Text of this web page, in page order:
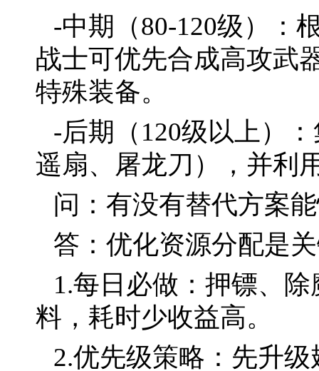
-中期（80-120级）：
战士可优先合成高攻武
特殊装备。
-后期（120级以上）
遥扇、屠龙刀），并利
问：有没有替代方案
答：优化资源分配是
1.每日必做：押镖、
料，耗时少收益高。
2.优先级策略：先升